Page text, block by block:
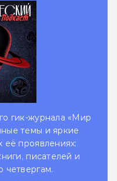
гик-журнала «Мир
темы и яркие
её проявлениях:
писателей и
четвергам.